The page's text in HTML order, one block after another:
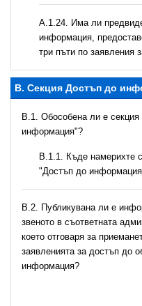
А.1.24. Има ли
информация,
три пъти по заявления
B. Секция Достъп до
В.1. Обособена ли е
информация"?
В.1.1. Къде намерихте
"Достъп до
В.2. Публикувана ли е
звеното в съответната
което отговаря за
заявленията за достъп до
информация?